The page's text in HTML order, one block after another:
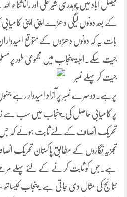
فیصل آباد میں چوہدری شیر علی اور رانا ثناء
کے بعد دونوں لیگی دھڑے اپنی اپنی
بات یہ کہ دونوں دھڑوں کے متوقع
جیت سکے۔البتہ پنجاب میں مجموعی طور پر
جیت کر پہلے نمبر
پرہے۔دوسرے نمبر پر آزاد امیدوار رہے
پر کامیابی حاصل کی۔پنجاب میں سب سے
تحریک انصاف کے لئے ثابت ہوئے کہ جس
تجزیہ نگاروں کے مطابق پاکستان تحریک
ہے۔جس کو ثابت کرنے کے لئے پہلے
نتائج کی مثال دی جاتی ہے۔پنجاب کیساتھ